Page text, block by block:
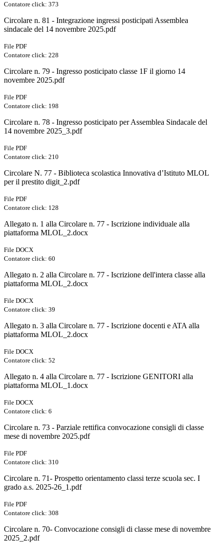
Contatore click: 373
Circolare n. 81 - Integrazione ingressi posticipati Assemblea
sindacale del 14 novembre 2025.pdf
File PDF
Contatore click: 228
Circolare n. 79 - Ingresso posticipato classe 1F il giorno 14
novembre 2025.pdf
File PDF
Contatore click: 198
Circolare n. 78 - Ingresso posticipato per Assemblea Sindacale del
14 novembre 2025_3.pdf
File PDF
Contatore click: 210
Circolare N. 77 - Biblioteca scolastica Innovativa d’Istituto MLOL
per il prestito digit_2.pdf
File PDF
Contatore click: 128
Allegato n. 1 alla Circolare n. 77 - Iscrizione individuale alla
piattaforma MLOL_2.docx
File DOCX
Contatore click: 60
Allegato n. 2 alla Circolare n. 77 - Iscrizione dell'intera classe alla
piattaforma MLOL_2.docx
File DOCX
Contatore click: 39
Allegato n. 3 alla Circolare n. 77 - Iscrizione docenti e ATA alla
piattaforma MLOL_2.docx
File DOCX
Contatore click: 52
Allegato n. 4 alla Circolare n. 77 - Iscrizione GENITORI alla
piattaforma MLOL_1.docx
File DOCX
Contatore click: 6
Circolare n. 73 - Parziale rettifica convocazione consigli di classe
mese di novembre 2025.pdf
File PDF
Contatore click: 310
Circolare n. 71- Prospetto orientamento classi terze scuola sec. I
grado a.s. 2025-26_1.pdf
File PDF
Contatore click: 308
Circolare n. 70- Convocazione consigli di classe mese di novembre
2025_2.pdf